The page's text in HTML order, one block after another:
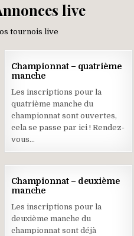
live
tournois live
04
Championnat – quatrième
manche
Les inscriptions pour la
quatrième manche du
championnat sont ouvertes,
cela se passe par ici ! Rendez-
vous…
24
Championnat – deuxième
manche
Les inscriptions pour la
deuxième manche du
championnat sont déjà